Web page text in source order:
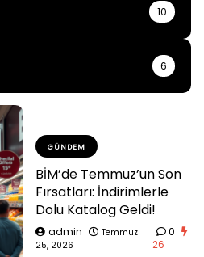
10
6
GÜNDEM
BİM’de Temmuz’un Son
Fırsatları: İndirimlerle
Dolu Katalog Geldi!
admin
Temmuz
25, 2026
0
26